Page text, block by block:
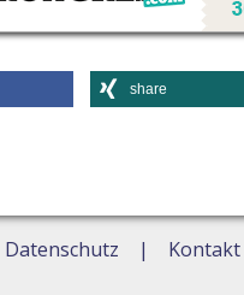
share
Datenschutz Kontakt